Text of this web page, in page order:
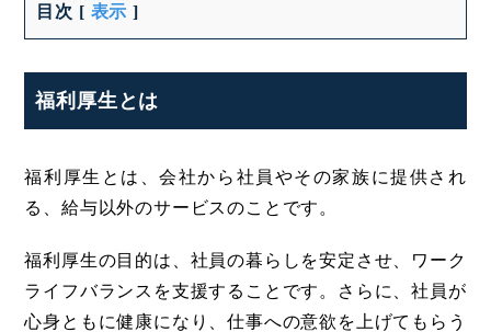
目次 [ 表示 ]
福利厚生とは
福利厚生とは、会社から社員やその家族に提供され
る、給与以外のサービスのことです。
福利厚生の目的は、社員の暮らしを安定させ、ワーク
ライフバランスを支援することです。さらに、社員が
心身ともに健康になり、仕事への意欲を上げてもらう